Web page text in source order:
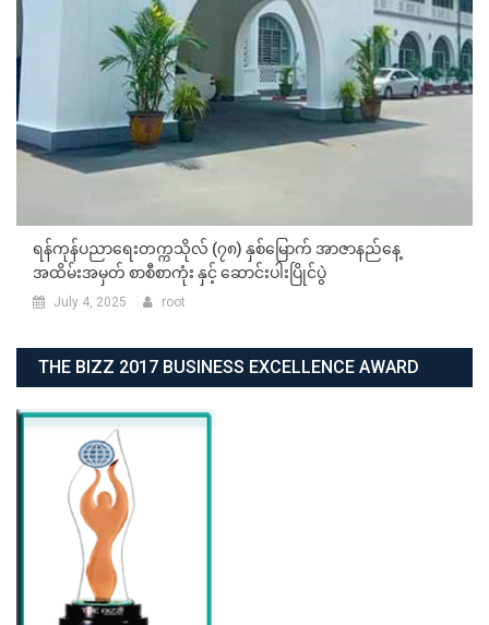
ရန်ကုန်ပညာရေးတက္ကသိုလ် (၇၈) နှစ်မြောက် အာဇာနည်နေ့
အထိမ်းအမှတ် စာစီစာကုံး နှင့် ဆောင်းပါးပြိုင်ပွဲ
July 4, 2025 root
THE BIZZ 2017 BUSINESS EXCELLENCE AWARD